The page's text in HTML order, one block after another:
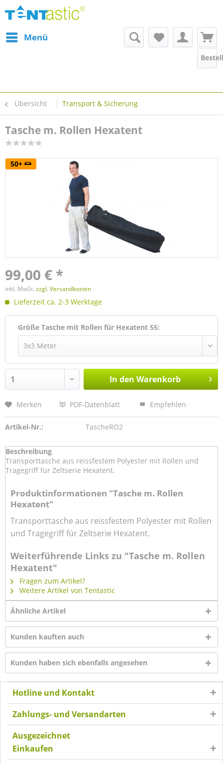
Menü
Übersicht Transport & Sicherung
Tasche m. Rollen Hexatent
50+
99,00 € *
inkl. MwSt. zzgl. Versandkosten
Lieferzeit ca. 2-3 Werktage
Größe Tasche mit Rollen für Hexatent 55:
In den Warenkorb
Merken PDF-Datenblatt Empfehlen
Artikel-Nr.: TascheRO2
Beschreibung
Transporttasche aus reissfestem Polyester mit Rollen und
Tragegriff für Zeltserie Hexatent.
Produktinformationen "Tasche m. Rollen
Hexatent"
Transporttasche aus reissfestem Polyester mit Rollen
und Tragegriff für Zeltserie Hexatent.
Weiterführende Links zu "Tasche m. Rollen
Hexatent"
Fragen zum Artikel?
Weitere Artikel von Tentastic
Ähnliche Artikel
Kunden kauften auch
Kunden haben sich ebenfalls angesehen
Hotline und Kontakt
Zahlungs- und Versandarten
Ausgezeichnet
Einkaufen